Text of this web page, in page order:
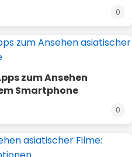
0
zum Ansehen
Smartphone
0